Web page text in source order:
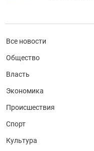
Все новости
Общество
Власть
Экономика
Происшествия
Спорт
Культура